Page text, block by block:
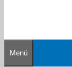
Menü